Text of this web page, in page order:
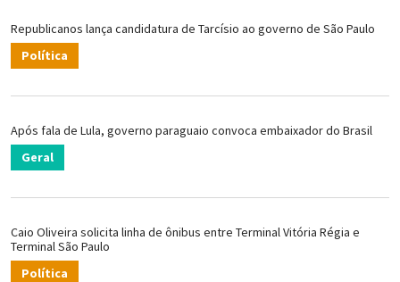
Republicanos lança candidatura de Tarcísio ao governo de São Paulo
Política
Após fala de Lula, governo paraguaio convoca embaixador do Brasil
Geral
Caio Oliveira solicita linha de ônibus entre Terminal Vitória Régia e
Terminal São Paulo
Política